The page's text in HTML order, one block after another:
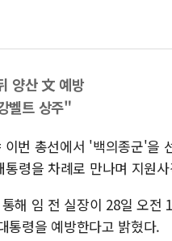
양산 文 예방
벨트 상주"
번 총선에서 '백의종군'을
령을 차례로 만나며 지원
해 임 전 실장이 28일 오전
통령을 예방한다고 밝혔다.